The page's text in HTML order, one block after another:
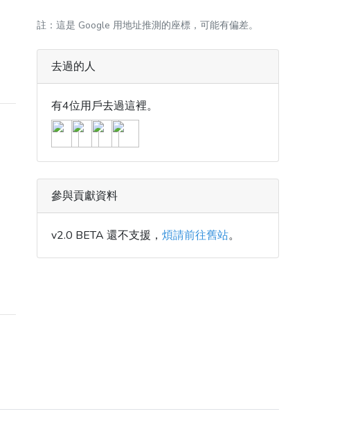
註：這是 Google 用地址推測的座標，可能有偏差。
去過的人
有4位用戶去過這裡。
參與貢獻資料
v2.0 BETA 還不支援， 煩請前往舊站。